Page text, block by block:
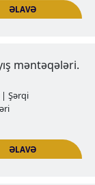
yaşayış
| Şərqi